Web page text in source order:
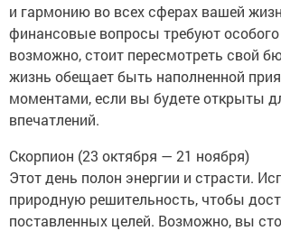
и гармонию во всех сферах вашей
финансовые вопросы требуют
возможно, стоит пересмотреть свой
жизнь обещает быть наполненной
моментами, если вы будете открыты
впечатлений.
Скорпион (23 октября — 21 ноября)
Этот день полон энергии и страсти.
природную решительность, чтобы
поставленных целей. Возможно, вы